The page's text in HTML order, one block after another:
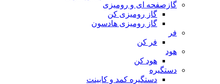
گازصفحه ای و رومیزی
گاز رومیزی کن
گاز رومیزی هادسون
فر
فر کن
هود
هود کن
دستگیره
دستگیره کمد و کابینت